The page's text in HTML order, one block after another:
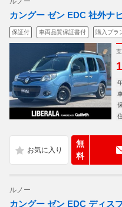
カングー ゼン EDC 社外ナ
保証付 車両品質保証書付 購入プラ
無
料
ルノー
カングー ゼン EDC ディス